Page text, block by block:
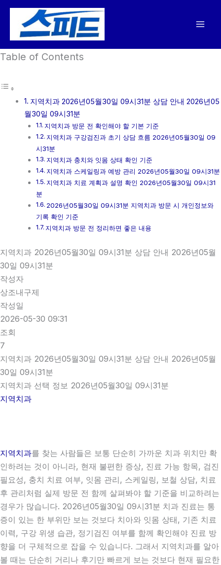
건
뛰
Table of Contents
지역치과 2026년05월30일 09시31분 상담 안내 2026년05
월30일 09시31분
지역치과 방문 전 확인해야 할 기본 기준
지역치과 구강검진과 초기 상담 흐름 2026년05월30일 09
시31분
지역치과 충치와 잇몸 상태 확인 기준
지역치과 스케일링과 예방 관리 2026년05월30일 09시31분
지역치과 치료 계획과 설명 확인 2026년05월30일 09시31
분
2026년05월30일 09시31분 지역치과 방문 시 개인정보와
기록 확인 기준
지역치과 방문 전 정리하면 좋은 내용
지역치과 2026년05월30일 09시31분 상담 안내 2026년05월
30일 09시31분
작성자
상조내구제
작성일
2026-05-30 09:31
조회
7
지역치과 2026년05월30일 09시31분 상담 안내 2026년05월
30일 09시31분
지역치과 선택 정보 2026년05월30일 09시31분
지역치과
지역치과를 찾는 사람들은 보통 단순히 가까운 치과 위치만 확
인하려는 것이 아니라, 현재 불편한 증상, 진료 가능 항목, 검진
필요성, 충치 치료 여부, 잇몸 관리, 스케일링, 보철 상담, 치료
후 관리처럼 실제 방문 전 함께 살펴봐야 할 기준을 비교하려는
경우가 많습니다. 2026년05월30일 09시31분 치과 진료는 통
증이 있는 한 부위만 보는 것보다 치아와 잇몸 상태, 기존 치료
이력, 구강 위생 습관, 정기검진 여부를 함께 확인해야 진료 방
향을 더 구체적으로 잡을 수 있습니다. 그래서 지역치과를 알아
볼 때는 단순히 거리나 후기만 빠르게 보는 것보다 현재 필요한